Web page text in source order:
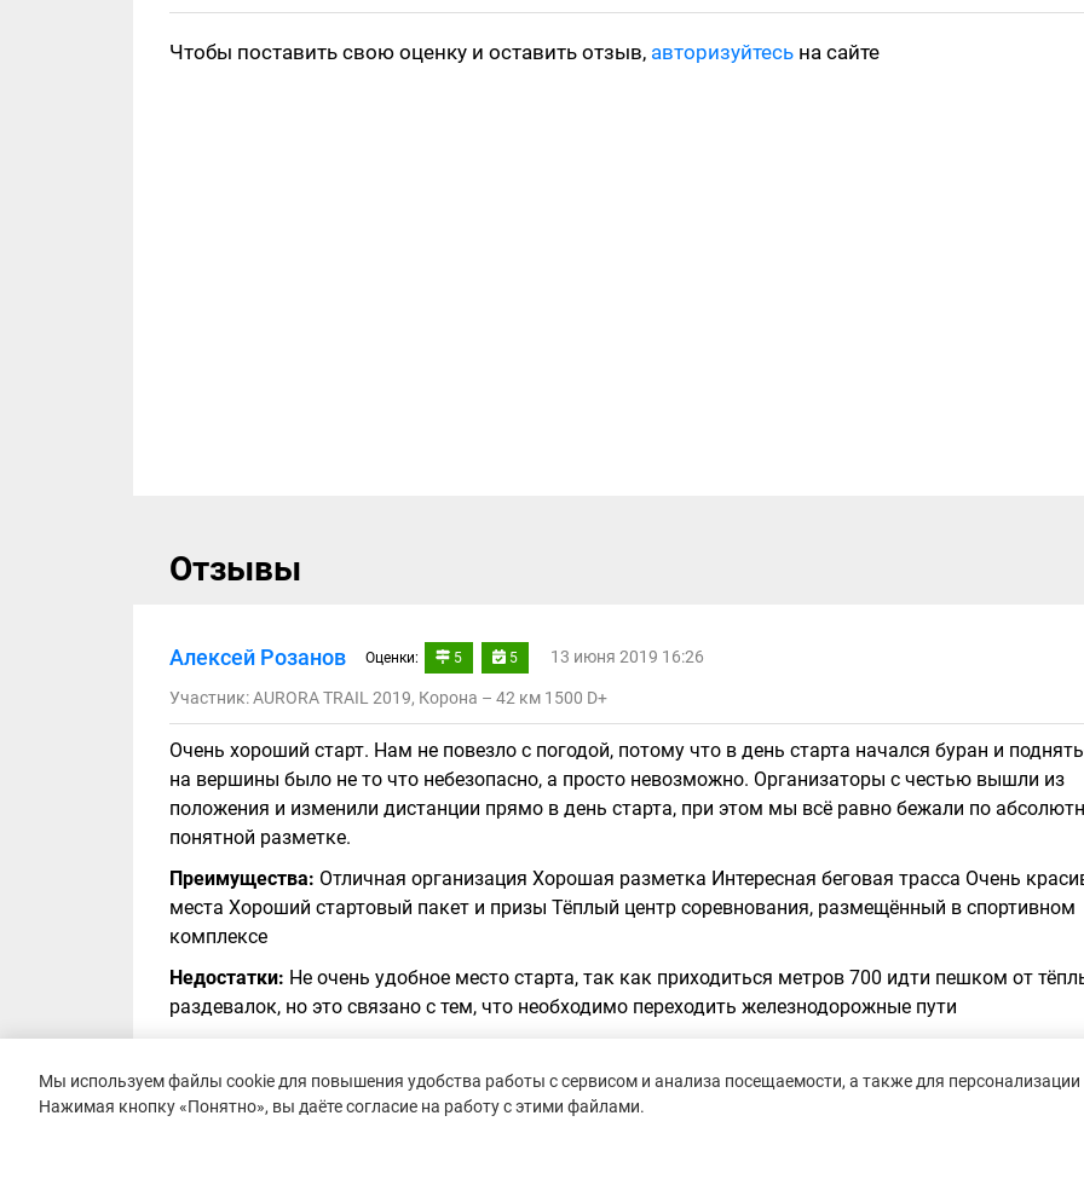
Чтобы поставить свою оценку и оставить отзыв, авторизуйтесь на сайте
Отзывы
Алексей Розанов Оценки: 5 5 13 июня 2019 16:26
Участник: AURORA TRAIL 2019, Корона – 42 км 1500 D+
Очень хороший старт. Нам не повезло с погодой, потому что в день старта начался буран и
на вершины было не то что небезопасно, а просто невозможно. Организаторы с честью вышли из
положения и изменили дистанции прямо в день старта, при этом мы всё равно бежали по
понятной разметке.
Преимущества: Отличная организация Хорошая разметка Интересная беговая трасса Очень
места Хороший стартовый пакет и призы Тёплый центр соревнования, размещённый в спортивном
комплексе
Недостатки: Не очень удобное место старта, так как приходиться метров 700 идти пешком от
раздевалок, но это связано с тем, что необходимо переходить железнодорожные пути
Мы используем файлы cookie для повышения удобства работы с сервисом и анализа посещаемости, а также для персонализации
Нажимая кнопку «Понятно», вы даёте согласие на работу с этими файлами.